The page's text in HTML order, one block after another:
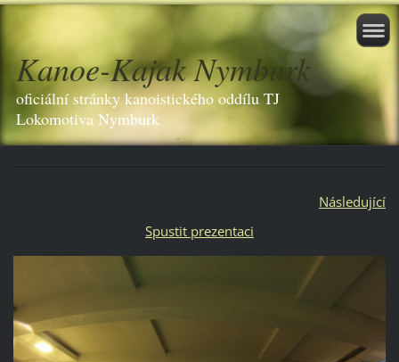
Kanoe-Kajak Nymburk
oficiální stránky kanoistického oddílu TJ
Lokomotiva Nymburk
Následující
Spustit prezentaci